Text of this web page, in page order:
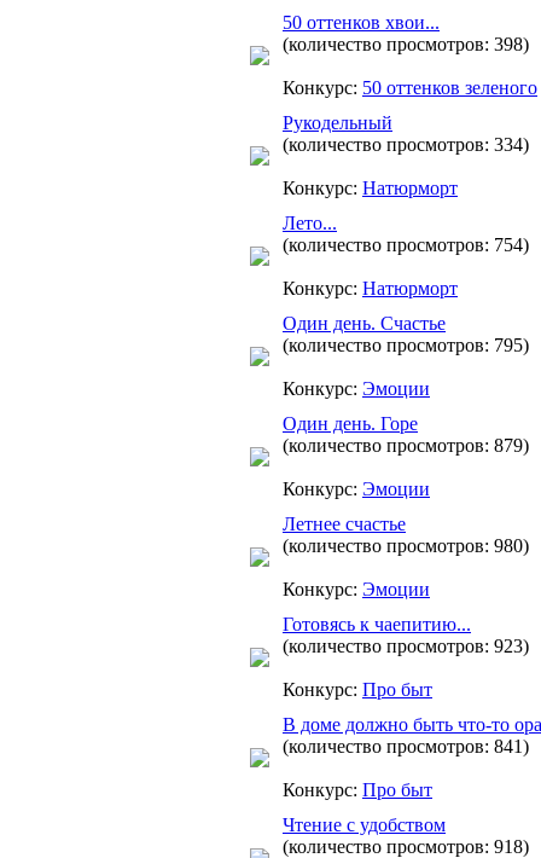
50 оттенков хвои...
(количество просмотров: 398)
Конкурс: 50 оттенков зеленого
Рукодельный
(количество просмотров: 334)
Конкурс: Натюрморт
Лето...
(количество просмотров: 754)
Конкурс: Натюрморт
Один день. Счастье
(количество просмотров: 795)
Конкурс: Эмоции
Один день. Горе
(количество просмотров: 879)
Конкурс: Эмоции
Летнее счастье
(количество просмотров: 980)
Конкурс: Эмоции
Готовясь к чаепитию...
(количество просмотров: 923)
Конкурс: Про быт
В доме должно быть что-то
(количество просмотров: 841)
Конкурс: Про быт
Чтение с удобством
(количество просмотров: 918)